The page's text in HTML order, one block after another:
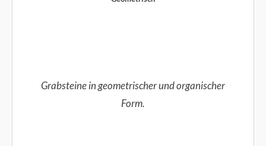
Grabsteine in geometrischer und organischer
Form.